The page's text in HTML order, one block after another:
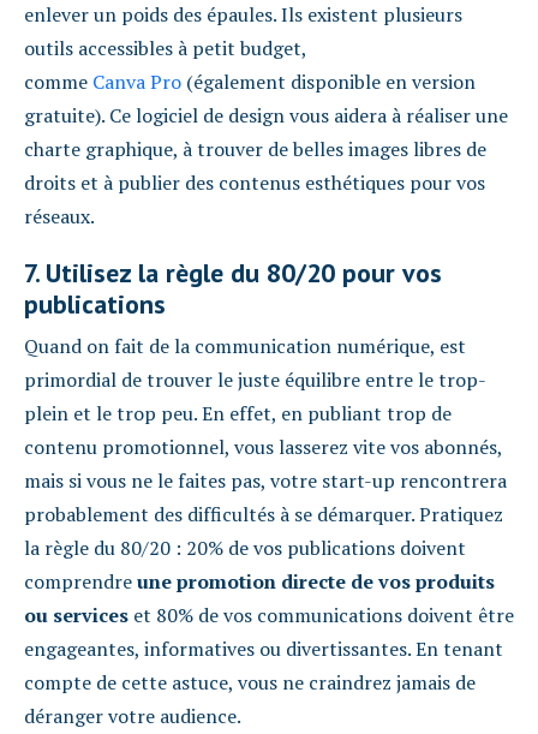
enlever un poids des épaules. Ils existent plusieurs
outils accessibles à petit budget,
comme Canva Pro (également disponible en version
gratuite). Ce logiciel de design vous aidera à réaliser une
charte graphique, à trouver de belles images libres de
droits et à publier des contenus esthétiques pour vos
réseaux.
7. Utilisez la règle du 80/20 pour vos
publications
Quand on fait de la communication numérique, est
primordial de trouver le juste équilibre entre le trop-
plein et le trop peu. En effet, en publiant trop de
contenu promotionnel, vous lasserez vite vos abonnés,
mais si vous ne le faites pas, votre start-up rencontrera
probablement des difficultés à se démarquer. Pratiquez
la règle du 80/20 : 20% de vos publications doivent
comprendreune promotion directe de vos produits
ou services et 80% de vos communications doivent être
engageantes, informatives ou divertissantes. En tenant
compte de cette astuce, vous ne craindrez jamais de
déranger votre audience.